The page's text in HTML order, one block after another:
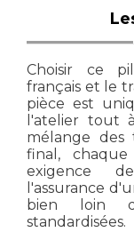
Choisir ce
français et le
pièce est
l'atelier tout
mélange des
final,
exigence
l'assurance
bien loin
standardisées.